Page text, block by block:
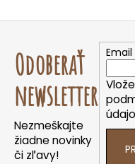
Odoberať
newsletter
Nezmeškajte
žiadne novinky
či zľavy!
Email